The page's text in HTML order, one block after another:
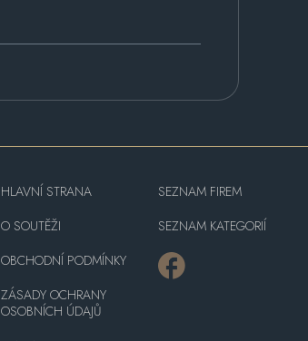
HLAVNÍ STRANA
O SOUTĚŽI
OBCHODNÍ PODMÍNKY
ZÁSADY OCHRANY
OSOBNÍCH ÚDAJŮ
SEZNAM FIREM
SEZNAM KATEGORIÍ